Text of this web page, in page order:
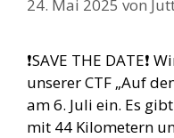
24. Mai 2025 von
❗️SAVE THE
unserer CTF „Auf
am 6. Juli ein. Es
mit 44 Kilometern